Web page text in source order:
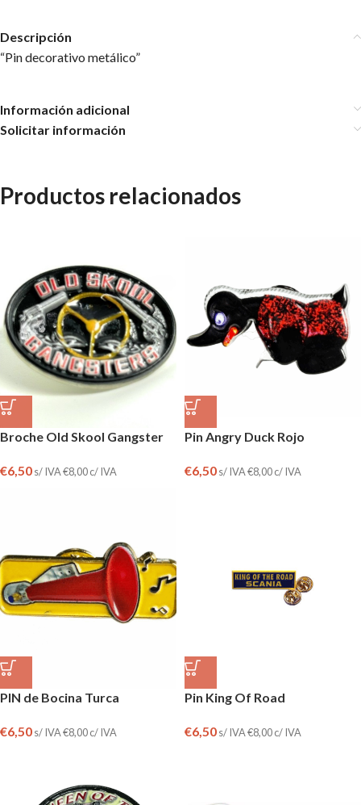
Descripción
“Pin decorativo metálico”
Información adicional
Solicitar información
Productos relacionados
Broche Old Skool Gangster
€6,50s/ IVA€8,00c/ IVA
Pin Angry Duck Rojo
€6,50s/ IVA€8,00c/ IVA
PIN de Bocina Turca
€6,50s/ IVA€8,00c/ IVA
Pin King Of Road
€6,50s/ IVA€8,00c/ IVA